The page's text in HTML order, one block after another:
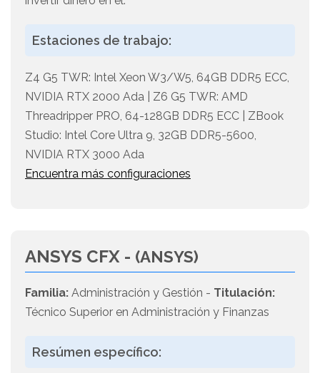
Estaciones de trabajo:
Z4 G5 TWR: Intel Xeon W3/W5, 64GB DDR5 ECC,
NVIDIA RTX 2000 Ada | Z6 G5 TWR: AMD
Threadripper PRO, 64-128GB DDR5 ECC | ZBook
Studio: Intel Core Ultra 9, 32GB DDR5-5600,
NVIDIA RTX 3000 Ada
Encuentra más configuraciones
ANSYS CFX - (ANSYS)
Familia: Administración y Gestión - Titulación:
Técnico Superior en Administración y Finanzas
Resúmen específico: